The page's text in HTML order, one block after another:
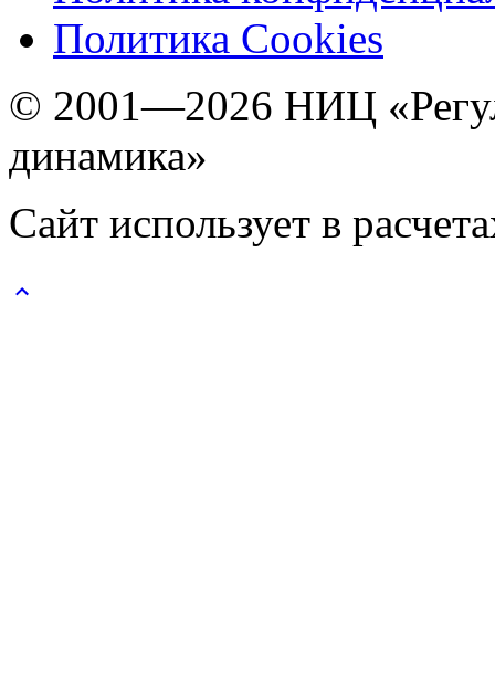
Политика Cookies
© 2001—2026 НИЦ
динамика»
Сайт использует в